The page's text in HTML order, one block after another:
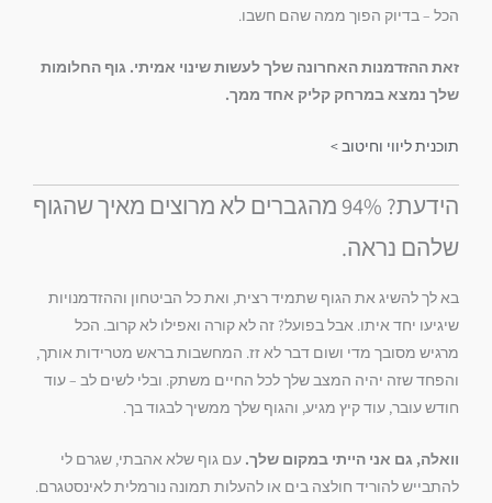
הכל – בדיוק הפוך ממה שהם חשבו.
זאת ההזדמנות האחרונה שלך לעשות שינוי אמיתי. גוף החלומות
שלך נמצא במרחק קליק אחד ממך.
תוכנית ליווי וחיטוב >
הידעת? 94% מהגברים לא מרוצים מאיך שהגוף
שלהם נראה.
בא לך להשיג את הגוף שתמיד רצית, ואת כל הביטחון וההזדמנויות
שיגיעו יחד איתו. אבל בפועל? זה לא קורה ואפילו לא קרוב. הכל
מרגיש מסובך מדי ושום דבר לא זז. המחשבות בראש מטרידות אותך,
והפחד שזה יהיה המצב שלך לכל החיים משתק. ובלי לשים לב – עוד
חודש עובר, עוד קיץ מגיע, והגוף שלך ממשיך לבגוד בך.
וואלה, גם אני הייתי במקום שלך. עם גוף שלא אהבתי, שגרם לי
להתבייש להוריד חולצה בים או להעלות תמונה נורמלית לאינסטגרם.